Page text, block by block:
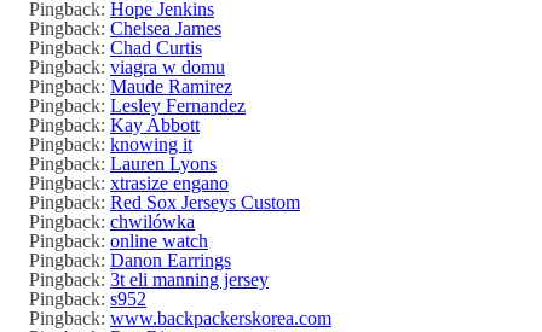
Pingback: Hope Jenkins
Pingback: Chelsea James
Pingback: Chad Curtis
Pingback: viagra w domu
Pingback: Maude Ramirez
Pingback: Lesley Fernandez
Pingback: Kay Abbott
Pingback: knowing it
Pingback: Lauren Lyons
Pingback: xtrasize engano
Pingback: Red Sox Jerseys Custom
Pingback: chwilówka
Pingback: online watch
Pingback: Danon Earrings
Pingback: 3t eli manning jersey
Pingback: s952
Pingback: www.backpackerskorea.com